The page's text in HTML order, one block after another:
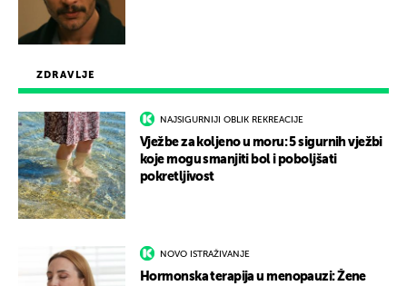
ZDRAVLJE
NAJSIGURNIJI OBLIK REKREACIJE
Vježbe za koljeno u moru: 5 sigurnih vježbi
koje mogu smanjiti bol i poboljšati
pokretljivost
NOVO ISTRAŽIVANJE
Hormonska terapija u menopauzi: Žene